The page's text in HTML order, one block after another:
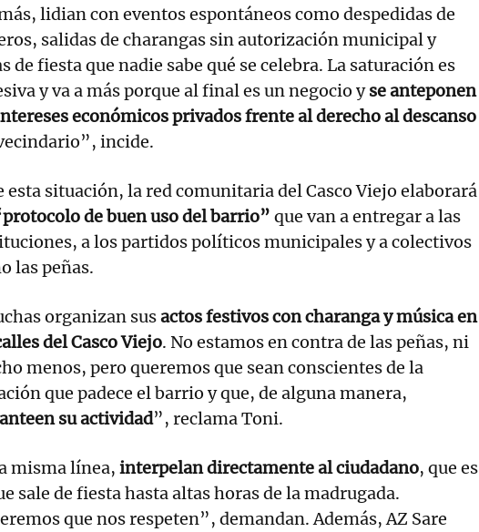
lidian con eventos espontáneos como despedidas de
salidas de charangas sin autorización municipal y
de fiesta que nadie sabe qué se celebra. La saturación es
y va a más porque al final es un negocio yse anteponen
económicos privados frente al derecho al descanso
incide.
esta situación, la red comunitaria del Casco Viejo elaborará
de buen uso del barrio” que van a entregar a las
a los partidos políticos municipales y a colectivos
las peñas.
organizan susactos festivos con charanga y música en
del Casco Viejo. No estamos en contra de las peñas, ni
menos, pero queremos que sean conscientes de la
que padece el barrio y que, de alguna manera,
su actividad”, reclama Toni.
misma línea, interpelan directamente al ciudadano, que es
sale de fiesta hasta altas horas de la madrugada.
que nos respeten”, demandan. Además, AZ Sare